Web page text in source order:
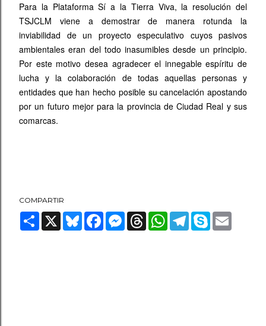
Para la Plataforma Sí a la Tierra Viva, la resolución del
TSJCLM viene a demostrar de manera rotunda la
inviabilidad de un proyecto especulativo cuyos pasivos
ambientales eran del todo inasumibles desde un principio.
Por este motivo desea agradecer el innegable espíritu de
lucha y la colaboración de todas aquellas personas y
entidades que han hecho posible su cancelación apostando
por un futuro mejor para la provincia de Ciudad Real y sus
comarcas.
COMPARTIR
S
h
a
X B
l
u
F
a
c
M
e
s
T
h
r
W
h
a
T
e
S
k
y